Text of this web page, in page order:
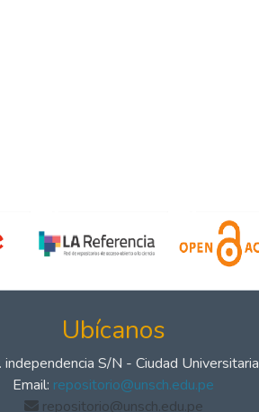
Ubícanos
independencia S/N - Ciudad Universitaria
Email: repositorio@unsch.edu.pe
repositorio@unsch.edu.pe